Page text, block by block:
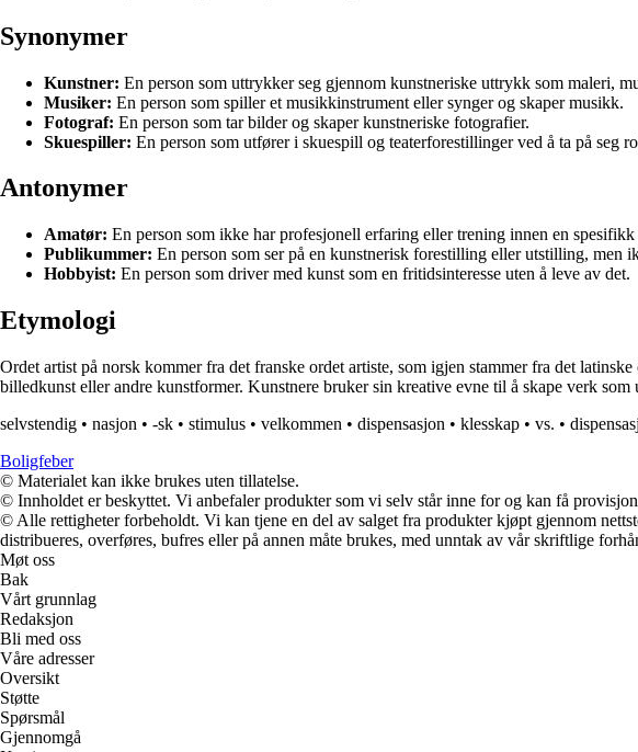
Synonymer
Kunstner: En person som uttrykker seg gjennom kunstneriske uttrykk som maleri,
Musiker: En person som spiller et musikkinstrument eller synger og skaper musikk.
Fotograf: En person som tar bilder og skaper kunstneriske fotografier.
Skuespiller: En person som utfører i skuespill og teaterforestillinger ved å ta på seg
Antonymer
Amatør: En person som ikke har profesjonell erfaring eller trening innen en
Publikummer: En person som ser på en kunstnerisk forestilling eller utstilling, men
Hobbyist: En person som driver med kunst som en fritidsinteresse uten å leve av det.
Etymologi
Ordet artist på norsk kommer fra det franske ordet artiste, som igjen stammer fra det
billedkunst eller andre kunstformer. Kunstnere bruker sin kreative evne til å skape verk
selvstendig • nasjon • -sk • stimulus • velkommen • dispensasjon • klesskap • vs. •
Boligfeber
© Materialet kan ikke brukes uten tillatelse.
© Innholdet er beskyttet. Vi anbefaler produkter som vi selv står inne for og kan få
© Alle rettigheter forbeholdt. Vi kan tjene en del av salget fra produkter kjøpt gjennom
distribueres, overføres, bufres eller på annen måte brukes, med unntak av vår skriftlige
Møt oss
Bak
Vårt grunnlag
Redaksjon
Bli med oss
Våre adresser
Oversikt
Støtte
Spørsmål
Gjennomgå